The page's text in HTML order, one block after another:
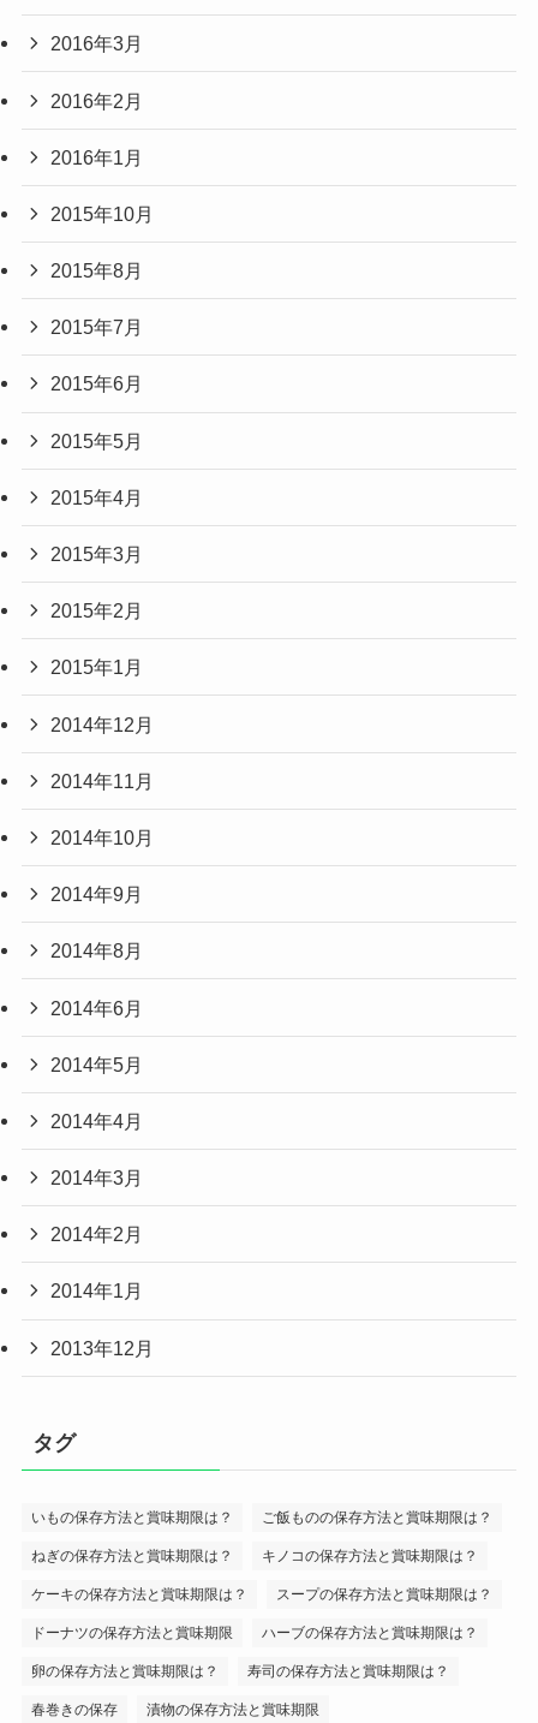
2016年3月
2016年2月
2016年1月
2015年10月
2015年8月
2015年7月
2015年6月
2015年5月
2015年4月
2015年3月
2015年2月
2015年1月
2014年12月
2014年11月
2014年10月
2014年9月
2014年8月
2014年6月
2014年5月
2014年4月
2014年3月
2014年2月
2014年1月
2013年12月
タグ
いもの保存方法と賞味期限は？ ご飯ものの保存方法と賞味期限は？
ねぎの保存方法と賞味期限は？ キノコの保存方法と賞味期限は？
ケーキの保存方法と賞味期限は？ スープの保存方法と賞味期限は？
ドーナツの保存方法と賞味期限 ハーブの保存方法と賞味期限は？
卵の保存方法と賞味期限は？ 寿司の保存方法と賞味期限は？
春巻きの保存 漬物の保存方法と賞味期限